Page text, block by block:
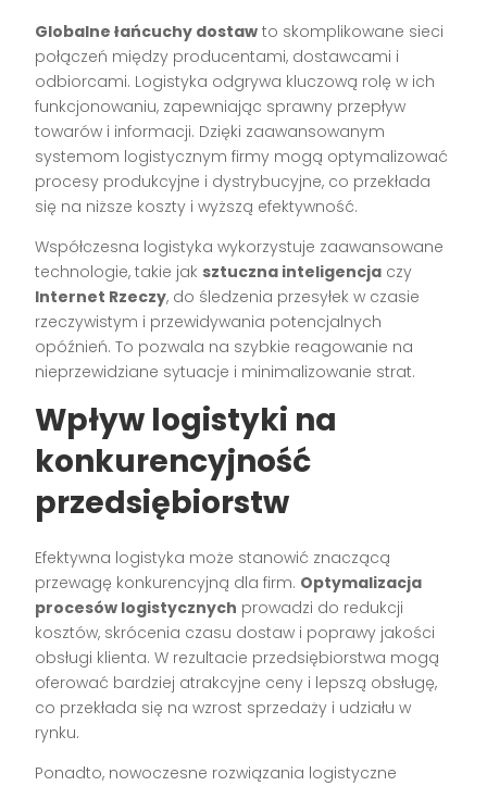
Globalne łańcuchy dostaw to skomplikowane sieci
połączeń między producentami, dostawcami i
odbiorcami. Logistyka odgrywa kluczową rolę w ich
funkcjonowaniu, zapewniając sprawny przepływ
towarów i informacji. Dzięki zaawansowanym
systemom logistycznym firmy mogą optymalizować
procesy produkcyjne i dystrybucyjne, co przekłada
się na niższe koszty i wyższą efektywność.
Współczesna logistyka wykorzystuje zaawansowane
technologie, takie jak sztuczna inteligencja czy
Internet Rzeczy, do śledzenia przesyłek w czasie
rzeczywistym i przewidywania potencjalnych
opóźnień. To pozwala na szybkie reagowanie na
nieprzewidziane sytuacje i minimalizowanie strat.
Wpływ logistyki na
konkurencyjność
przedsiębiorstw
Efektywna logistyka może stanowić znaczącą
przewagę konkurencyjną dla firm. Optymalizacja
procesów logistycznych prowadzi do redukcji
kosztów, skrócenia czasu dostaw i poprawy jakości
obsługi klienta. W rezultacie przedsiębiorstwa mogą
oferować bardziej atrakcyjne ceny i lepszą obsługę,
co przekłada się na wzrost sprzedaży i udziału w
rynku.
Ponadto, nowoczesne rozwiązania logistyczne